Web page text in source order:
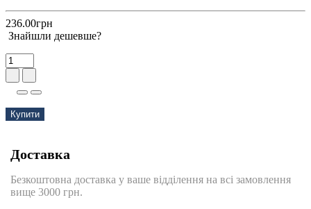
236.00грн
Знайшли дешевше?
Купити
Доставка
Безкоштовна доставка у ваше відділення на всі замовлення
вище 3000 грн.